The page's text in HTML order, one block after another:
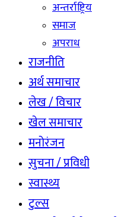
अन्तर्राष्ट्रिय
समाज
अपराध
राजनीति
अर्थ समाचार
लेख / विचार
खेल समाचार
मनोरंजन
सुचना / प्रविधी
स्वास्थ्य
टुल्स